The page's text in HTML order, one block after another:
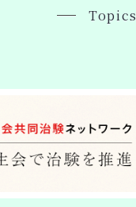
Topics